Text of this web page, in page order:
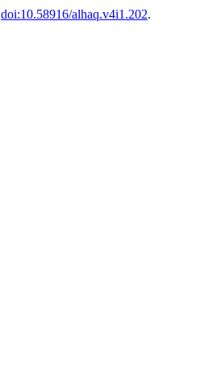
doi:10.58916/alhaq.v4i1.202.